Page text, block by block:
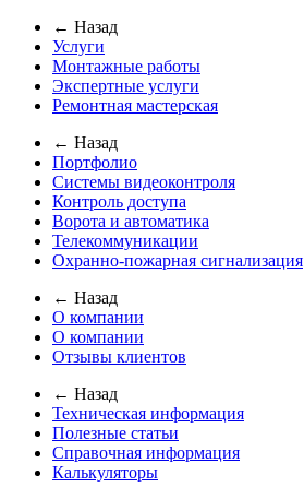
← Назад
Услуги
Монтажные работы
Экспертные услуги
Ремонтная мастерская
← Назад
Портфолио
Системы видеоконтроля
Контроль доступа
Ворота и автоматика
Телекоммуникации
Охранно-пожарная сигнализация
← Назад
О компании
О компании
Отзывы клиентов
← Назад
Техническая информация
Полезные статьи
Справочная информация
Калькуляторы